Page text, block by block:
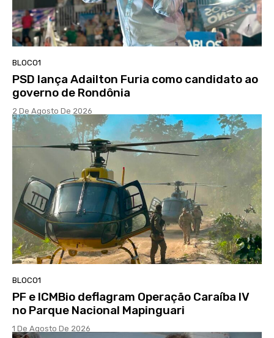
BLOCO1
PSD lança Adailton Furia como candidato ao
governo de Rondônia
2 De Agosto De 2026
BLOCO1
PF e ICMBio deflagram Operação Caraíba IV
no Parque Nacional Mapinguari
1 De Agosto De 2026